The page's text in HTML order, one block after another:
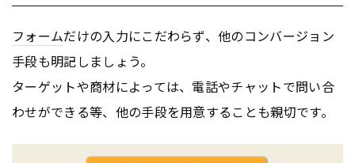
フォームだけの入力にこだわらず、他のコンバージョン
手段も明記しましょう。
ターゲットや商材によっては、電話やチャットで問い合
わせができる等、他の手段を用意することも親切です。